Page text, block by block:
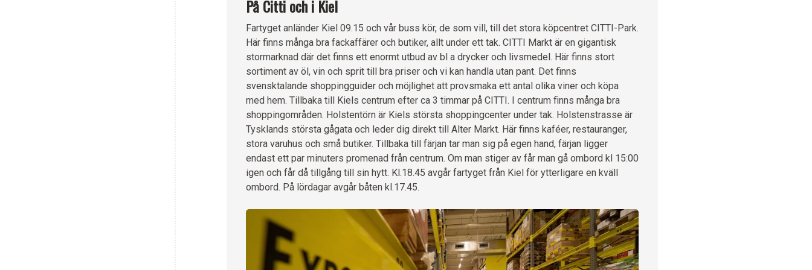
På Citti och i Kiel
Fartyget anländer Kiel 09.15 och vår buss kör, de som vill, till det stora köpcentret CITTI-Park.
Här finns många bra fackaffärer och butiker, allt under ett tak. CITTI Markt är en gigantisk
stormarknad där det finns ett enormt utbud av bl a drycker och livsmedel. Här finns stort
sortiment av öl, vin och sprit till bra priser och vi kan handla utan pant. Det finns
svensktalande shoppingguider och möjlighet att provsmaka ett antal olika viner och köpa
med hem. Tillbaka till Kiels centrum efter ca 3 timmar på CITTI. I centrum finns många bra
shoppingområden. Holstentörn är Kiels största shoppingcenter under tak. Holstenstrasse är
Tysklands största gågata och leder dig direkt till Alter Markt. Här finns kaféer, restauranger,
stora varuhus och små butiker. Tillbaka till färjan tar man sig på egen hand, färjan ligger
endast ett par minuters promenad från centrum. Om man stiger av får man gå ombord kl 15:00
igen och får då tillgång till sin hytt. Kl.18.45 avgår fartyget från Kiel för ytterligare en kväll
ombord. På lördagar avgår båten kl.17.45.